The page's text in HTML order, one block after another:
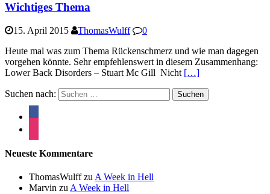
Wichtiges Thema
15. April 2015 ThomasWulff
0
Heute mal was zum Thema Rückenschmerz und wie man dagegen
vorgehen könnte. Sehr empfehlenswert in diesem Zusammenhang:
Lower Back Disorders – Stuart Mc Gill Nicht […]
Suchen nach:
Neueste Kommentare
ThomasWulffzu A Week in Hell
Marvin zu A Week in Hell